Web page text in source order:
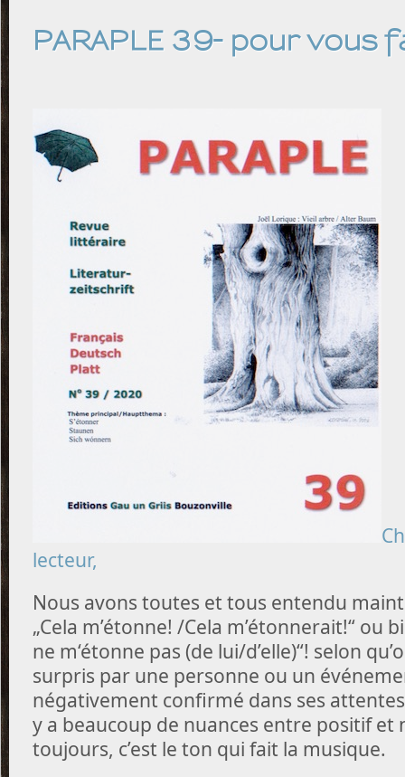
PARAPLE 39- pour vous
lecteur,
Nous avons toutes et tous entendu
„Cela m’étonne! /Cela m’étonnerait!“ ou
ne m‘étonne pas (de lui/d’elle)“! selon
surpris par une personne ou un
négativement confirmé dans ses
y a beaucoup de nuances entre positif et
toujours, c’est le ton qui fait la musique.